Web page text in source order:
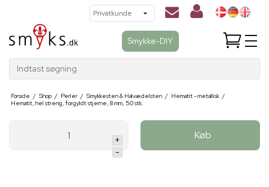
Smykke-DIY
Indtast søgning
Forside / Shop / Perler / Smykkesten & Halvædelsten / Hematit - metallisk /
Hematit, hel streng, forgyldt stjerne, 8 mm, 50 stk.
+
-
Køb